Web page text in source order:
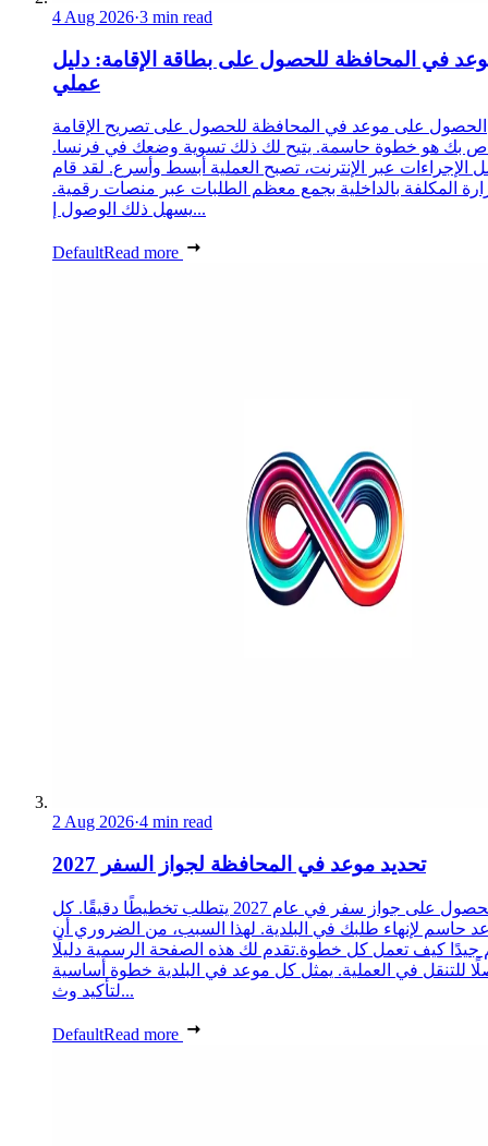
4 Aug 2026·3 min read
في المحافظة للحصول على بطاقة الإقامة: دليل
عملي
الحصول على موعد في المحافظة للحصول على تصريح الإقامة
بك هو خطوة حاسمة. يتيح لك ذلك تسوية وضعك في فرنسا.
الإجراءات عبر الإنترنت، تصبح العملية أبسط وأسرع. لقد قام
المكلفة بالداخلية بجمع معظم الطلبات عبر منصات رقمية.
يسهل ذلك الوصول إ...
DefaultRead more
2 Aug 2026·4 min read
تحديد موعد في المحافظة لجواز السفر 2027
الحصول على جواز سفر في عام 2027 يتطلب تخطيطًا دقيقًا. كل
حاسم لإنهاء طلبك في البلدية. لهذا السبب، من الضروري أن
جيدًا كيف تعمل كل خطوة.تقدم لك هذه الصفحة الرسمية دليلًا
للتنقل في العملية. يمثل كل موعد في البلدية خطوة أساسية
لتأكيد وث...
DefaultRead more